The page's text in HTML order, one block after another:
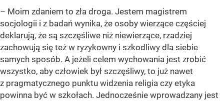
– Moim zdaniem to zła droga. Jestem magistrem
socjologii i z badań wynika, że osoby wierzące częściej
deklarują, że są szczęśliwe niż niewierzące, rzadziej
zachowują się też w ryzykowny i szkodliwy dla siebie
samych sposób. A jeżeli celem wychowania jest zrobić
wszystko, aby człowiek był szczęśliwy, to już nawet
z pragmatycznego punktu widzenia religia czy etyka
powinna być w szkołach. Jednocześnie wprowadzany jest